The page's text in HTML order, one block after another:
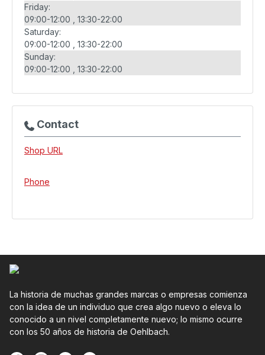
Friday:
09:00-12:00
13:30-22:00
Saturday:
09:00-12:00
13:30-22:00
Sunday:
09:00-12:00
13:30-22:00
Contact
Shop URL
Phone
La historia de muchas grandes marcas o empresas comienza
con la idea de un individuo que crea algo nuevo o eleva lo
conocido a un nivel completamente nuevo; lo mismo ocurre
con los 50 años de historia de Oehlbach.